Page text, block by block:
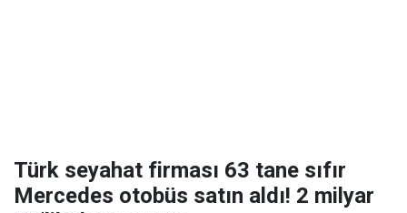
Türk seyahat firması 63 tane sıfır
Mercedes otobüs satın aldı! 2 milyar